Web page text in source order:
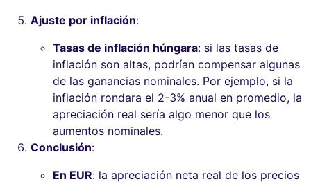
Ajuste por inflación:
Tasas de inflación húngara: si las tasas de
inflación son altas, podrían compensar algunas
de las ganancias nominales. Por ejemplo, si la
inflación rondara el 2-3% anual en promedio, la
apreciación real sería algo menor que los
aumentos nominales.
Conclusión:
En EUR: la apreciación neta real de los precios